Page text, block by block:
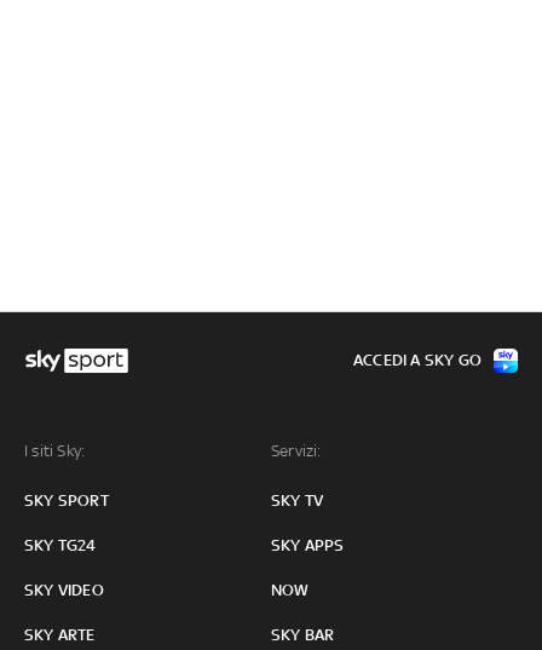
I siti Sky:
SKY SPORT
SKY TG24
SKY VIDEO
SKY ARTE
Servizi:
SKY TV
SKY APPS
NOW
SKY BAR
ACCEDI A SKY GO